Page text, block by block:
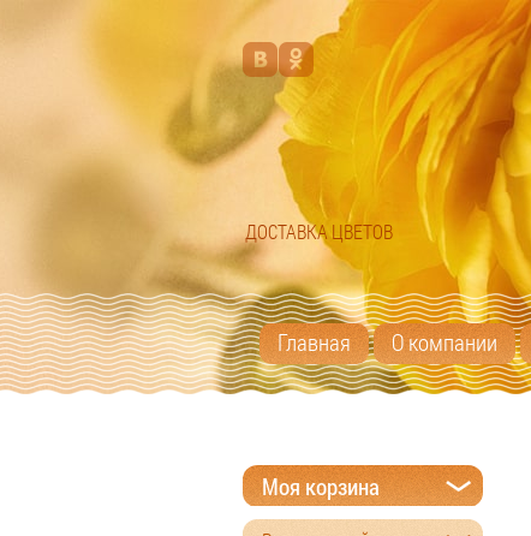
ДОСТАВКА ЦВЕТОВ
Главная О компании
Моя корзина